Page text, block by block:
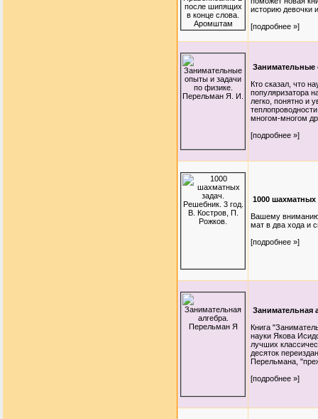
историю девочки
[подробнее »]
Занимательные
Кто сказал, что
популяризатора
легко, понятно и
многом-многом
[подробнее »]
1000
Вашему вниманию
мат в два хода и
[подробнее »]
Занимательная
Книга
науки Якова
лучших
десяток
Перельмана,
[подробнее »]